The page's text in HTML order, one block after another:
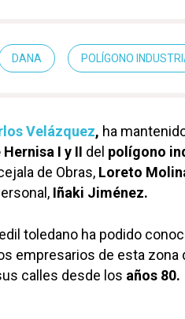
DANA POLÍGONO
Velázquez, ha
I y II del polígono
de Obras, Loreto
Iñaki Jiménez.
toledano ha podido
empresarios de esta zona
calles desde los años 80.